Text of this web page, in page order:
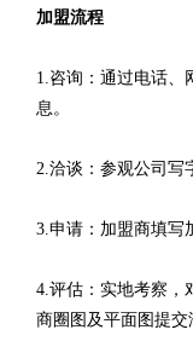
加盟流程
1.咨询：通过电话、
息。
2.洽谈：参观公司写
3.申请：加盟商填写
4.评估：实地考察，
商圈图及平面图提交